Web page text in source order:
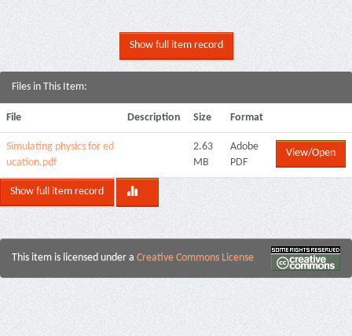
Show full item record
Files in This Item:
File Description Size Format
Simulating physics for ed
ucation.pdf
2.63
MB
Adobe
PDF
View/Open
Show full item record
This item is licensed under a Creative Commons License